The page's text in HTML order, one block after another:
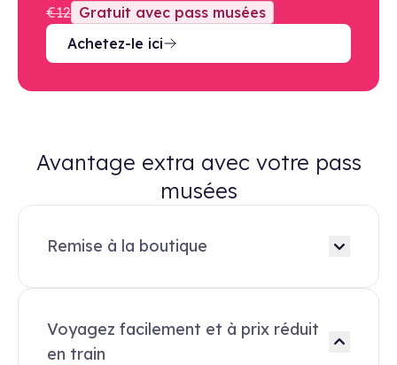
€12 Gratuit avec pass musées
Achetez-le ici
Avantage extra avec votre pass
musées
Remise à la boutique
Voyagez facilement et à prix réduit
en train